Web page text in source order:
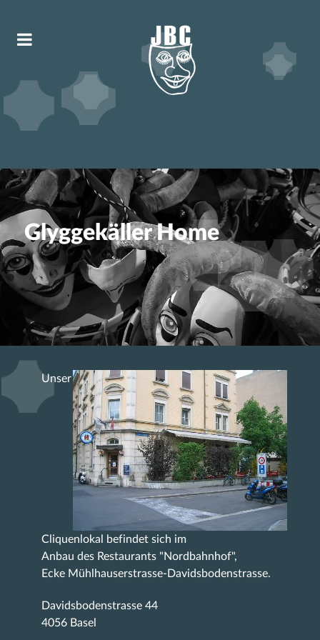
Glyggekäller Home
Unser
Cliquenlokal befindet sich im
Anbau des Restaurants "Nordbahnhof",
Ecke Mühlhauserstrasse-Davidsbodenstrasse.
Davidsbodenstrasse 44
4056 Basel